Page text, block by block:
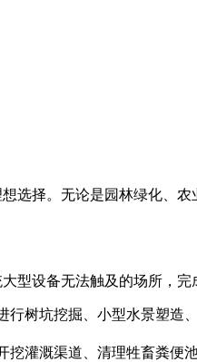
选择。无论是园林绿化、
型设备无法触及的场所，
行树坑挖掘、小型水景塑
挖灌溉渠道、清理牲畜粪